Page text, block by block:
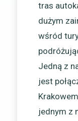
tras
dużym
wśród
Jedną z
jest
jednym z